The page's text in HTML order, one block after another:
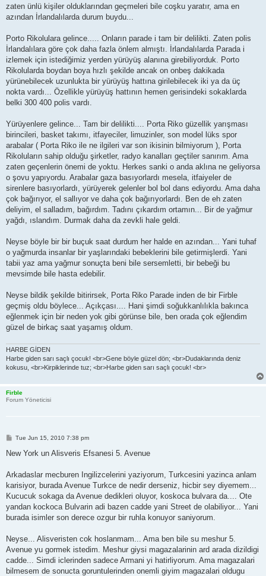
zaten ünlü kişiler olduklarından geçmeleri bile coşku yaratır, ama en
azından İrlandalılarda durum buydu...
Porto Rikolulara gelince..... Onların parade i tam bir delilikti. Zaten polis
İrlandalılara göre çok daha fazla önlem almıştı. İrlandalılarda Parada i
izlemek için istediğimiz yerden yürüyüş alanına girebiliyorduk. Porto
Rikolularda boydan boya hızlı şekilde ancak on onbeş dakikada
yürünebilecek uzunlukta bir yürüyüş hattına girilebilecek iki ya da üç
nokta vardı... Özellikle yürüyüş hattının hemen gerisindeki sokaklarda
belki 300 400 polis vardı.
Yürüyenlere gelince... Tam bir delilikti.... Porta Riko güzellik yarışması
birincileri, basket takımı, itfayeciler, limuzinler, son model lüks spor
arabalar ( Porta Riko ile ne ilgileri var son ikisinin bilmiyorum ), Porta
Rikoluların sahip olduğu şirketler, radyo kanalları geçtiler sanırım. Ama
zaten geçenlerin önemi de yoktu. Herkes sanki o anda aklına ne geliyorsa
o şovu yapıyordu. Arabalar gaza basıyorlardı mesela, itfaiyeler de
sirenlere basıyorlardı, yürüyerek gelenler bol bol dans ediyordu. Ama daha
çok bağırıyor, el sallıyor ve daha çok bağırıyorlardı. Ben de eh zaten
deliyim, el salladım, bağırdım. Tadını çıkardım ortamın... Bir de yağmur
yağdı, ıslandım. Durmak daha da zevkli hale geldi.
Neyse böyle bir bir buçuk saat durdum her halde en azından... Yani tuhaf
o yağmurda insanlar bir yaşlarındaki bebeklerini bile getirmişlerdi. Yani
tabii yaz ama yağmur sonuçta beni bile sersemletti, bir bebeği bu
mevsimde bile hasta edebilir.
Neyse bildik şekilde bitirirsek, Porta Riko Parade inden de bir Firble
geçmiş oldu böylece... Açıkçası.... Hani şimdi soğukkanlılıkla bakınca
eğlenmek için bir neden yok gibi görünse bile, ben orada çok eğlendim
güzel de birkaç saat yaşamış oldum.
HARBE GİDEN
Harbe giden sarı saçlı çocuk! <br>Gene böyle güzel dön; <br>Dudaklarında deniz
kokusu, <br>Kirpiklerinde tuz; <br>Harbe giden sarı saçlı çocuk! <br>
Firble
Forum Yöneticisi
P
s
Tue Jun 15, 2010 7:38 pm
New York un Alisveris Efsanesi 5. Avenue
Arkadaslar mecburen Ingilizcelerini yaziyorum, Turkcesini yazinca anlam
karisiyor, burada Avenue Turkce de nedir derseniz, hicbir sey diyemem...
Kucucuk sokaga da Avenue dedikleri oluyor, koskoca bulvara da.... Ote
yandan kockoca Bulvarin adi bazen cadde yani Street de olabiliyor... Yani
burada isimler son derece ozgur bir ruhla konuyor saniyorum.
Neyse... Alisveristen cok hoslanmam... Ama ben bile su meshur 5.
Avenue yu gormek istedim. Meshur giysi magazalarinin ard arada dizildigi
cadde... Simdi iclerinden sadece Armani yi hatirliyorum. Ama magazalari
bilmesem de sonucta goruntulerinden onemli giyim magazalari oldugu